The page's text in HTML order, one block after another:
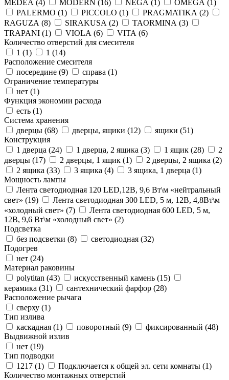
MEDEA (4) MODERN (16) NEGA (1) OMEGA (1)
PALERMO (1) PICCOLO (1) PRAGMATIKA (2)
RAGUZA (8) SIRAKUSA (2) TAORMINA (3)
TRAPANI (1) VIOLA (6) VITA (6)
Количество отверстий для смесителя
1 (1) 1 (14)
Расположение смесителя
посередине (9) справа (1)
Ограничение температуры
нет (1)
Функция экономии расхода
есть (1)
Система хранения
дверцы (68) дверцы, ящики (12) ящики (51)
Конструкция
1 дверца (24) 1 дверца, 2 ящика (3) 1 ящик (28)
2
дверцы (17) 2 дверцы, 1 ящик (1) 2 дверцы, 2 ящика (2)
2 ящика (33) 3 ящика (4) 3 ящика, 1 дверца (1)
Мощность лампы
Лента светодиодная 120 LED,12В, 9,6 Вт\м «нейтральный
свет» (19)
Лента светодиодная 300 LED, 5 м, 12В, 4,8Вт\м
«холодный свет» (7)
Лента светодиодная 600 LED, 5 м,
12В, 9,6 Вт\м «холодный свет» (2)
Подсветка
без подсветки (8) светодиодная (32)
Подогрев
нет (24)
Материал раковины
polytitan (43) искусственный камень (15)
керамика (31) сантехнический фарфор (28)
Расположение рычага
сверху (1)
Тип излива
каскадная (1) поворотный (9) фиксированный (48)
Выдвижной излив
нет (19)
Тип подводки
1217 (1) Подключается к общей эл. сети комнаты (1)
Количество монтажных отверстий